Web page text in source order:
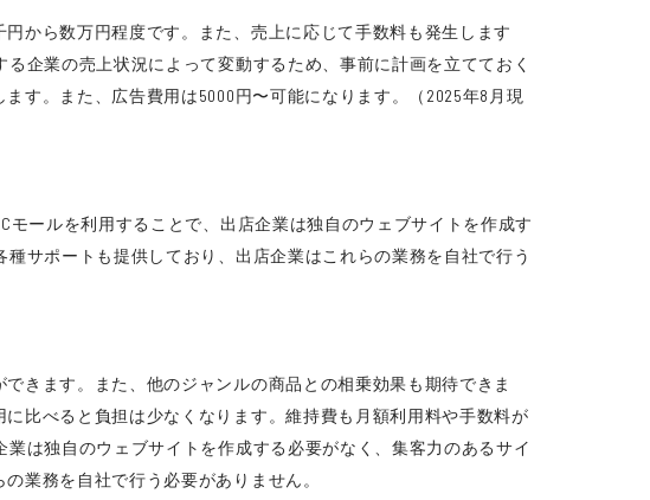
から数万円程度です。また、売上に応じて手数料も発生します
企業の売上状況によって変動するため、事前に計画を立てておく
す。また、広告費用は5000円〜可能になります。（2025年8月現
ールを利用することで、出店企業は独自のウェブサイトを作成す
サポートも提供しており、出店企業はこれらの業務を自社で行う
きます。また、他のジャンルの商品との相乗効果も期待できま
比べると負担は少なくなります。維持費も月額利用料や手数料が
は独自のウェブサイトを作成する必要がなく、集客力のあるサイ
業務を自社で行う必要がありません。